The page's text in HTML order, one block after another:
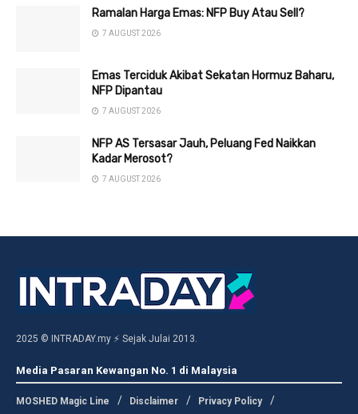
Ramalan Harga Emas: NFP Buy Atau Sell?
7 AUGUST 2026
Emas Terciduk Akibat Sekatan Hormuz Baharu,
NFP Dipantau
7 AUGUST 2026
NFP AS Tersasar Jauh, Peluang Fed Naikkan
Kadar Merosot?
7 AUGUST 2026
2025 © INTRADAY.my ⚡ Sejak Julai 2013.
Media Pasaran Kewangan No. 1 di Malaysia
MOSHED Magic Line Disclaimer
Privacy Policy